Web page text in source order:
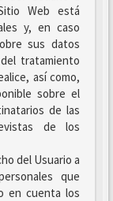
Web está
y, en caso
sus datos
tratamiento
así como,
sobre el
de las
de los
del Usuario a
que
en cuenta los